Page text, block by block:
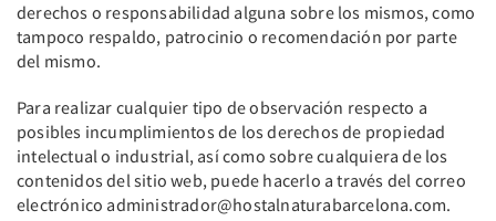
derechos o responsabilidad alguna sobre los mismos, como
tampoco respaldo, patrocinio o recomendación por parte
del mismo.
Para realizar cualquier tipo de observación respecto a
posibles incumplimientos de los derechos de propiedad
intelectual o industrial, así como sobre cualquiera de los
contenidos del sitio web, puede hacerlo a través del correo
electrónico administrador@hostalnaturabarcelona.com.